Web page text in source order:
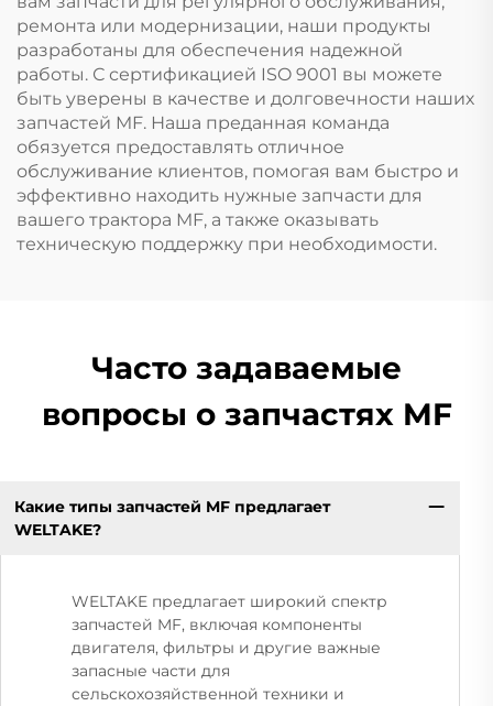
ремонта или модернизации, наши продукты
разработаны для обеспечения надежной
работы. С сертификацией ISO 9001 вы можете
быть уверены в качестве и долговечности наших
запчастей MF. Наша преданная команда
обязуется предоставлять отличное
обслуживание клиентов, помогая вам быстро и
эффективно находить нужные запчасти для
вашего трактора MF, а также оказывать
техническую поддержку при необходимости.
Часто задаваемые
вопросы о запчастях MF
Какие типы запчастей MF предлагает
WELTAKE?
WELTAKE предлагает широкий спектр
запчастей MF, включая компоненты
двигателя, фильтры и другие важные
запасные части для
сельскохозяйственной техники и